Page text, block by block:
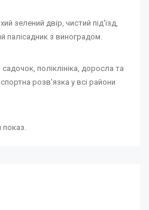
зелений двір, чистий під'їзд,
палісадник з виноградом.
поліклініка, доросла та
розв'язка у всі райони
показ.